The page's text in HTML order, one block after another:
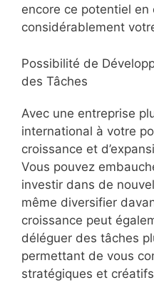
encore ce potentiel en
considérablement
Possibilité de
des Tâches
Avec une entreprise
international à votre
croissance et
Vous pouvez
investir dans de
même diversifier
croissance peut
déléguer des tâches
permettant de vous
stratégiques et